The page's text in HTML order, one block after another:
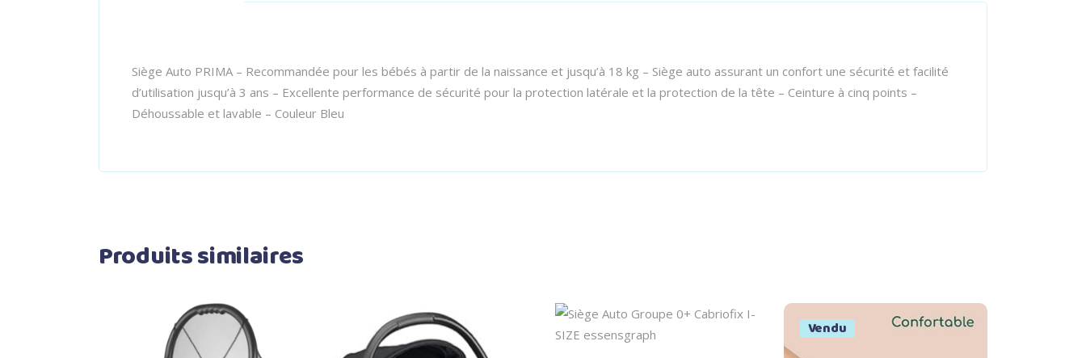
Siège Auto PRIMA – Recommandée pour les bébés à partir de la naissance et jusqu’à 18 kg – Siège auto assurant un confort une sécurité et facilité
d’utilisation jusqu’à 3 ans – Excellente performance de sécurité pour la protection latérale et la protection de la tête – Ceinture à cinq points –
Déhoussable et lavable – Couleur Bleu
Produits similaires
Ajouter au panier Vendu